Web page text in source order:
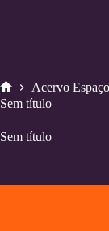
Home
Acervo
Sem título
Sem título